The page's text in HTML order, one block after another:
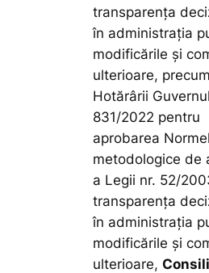
transparenţa
în administraţia
modificările și
ulterioare,
Hotărârii
831/2022 pentru
aprobarea
metodologice de
a Legii nr. 52/
transparenţa
în administraţia
modificările și
ulterioare,